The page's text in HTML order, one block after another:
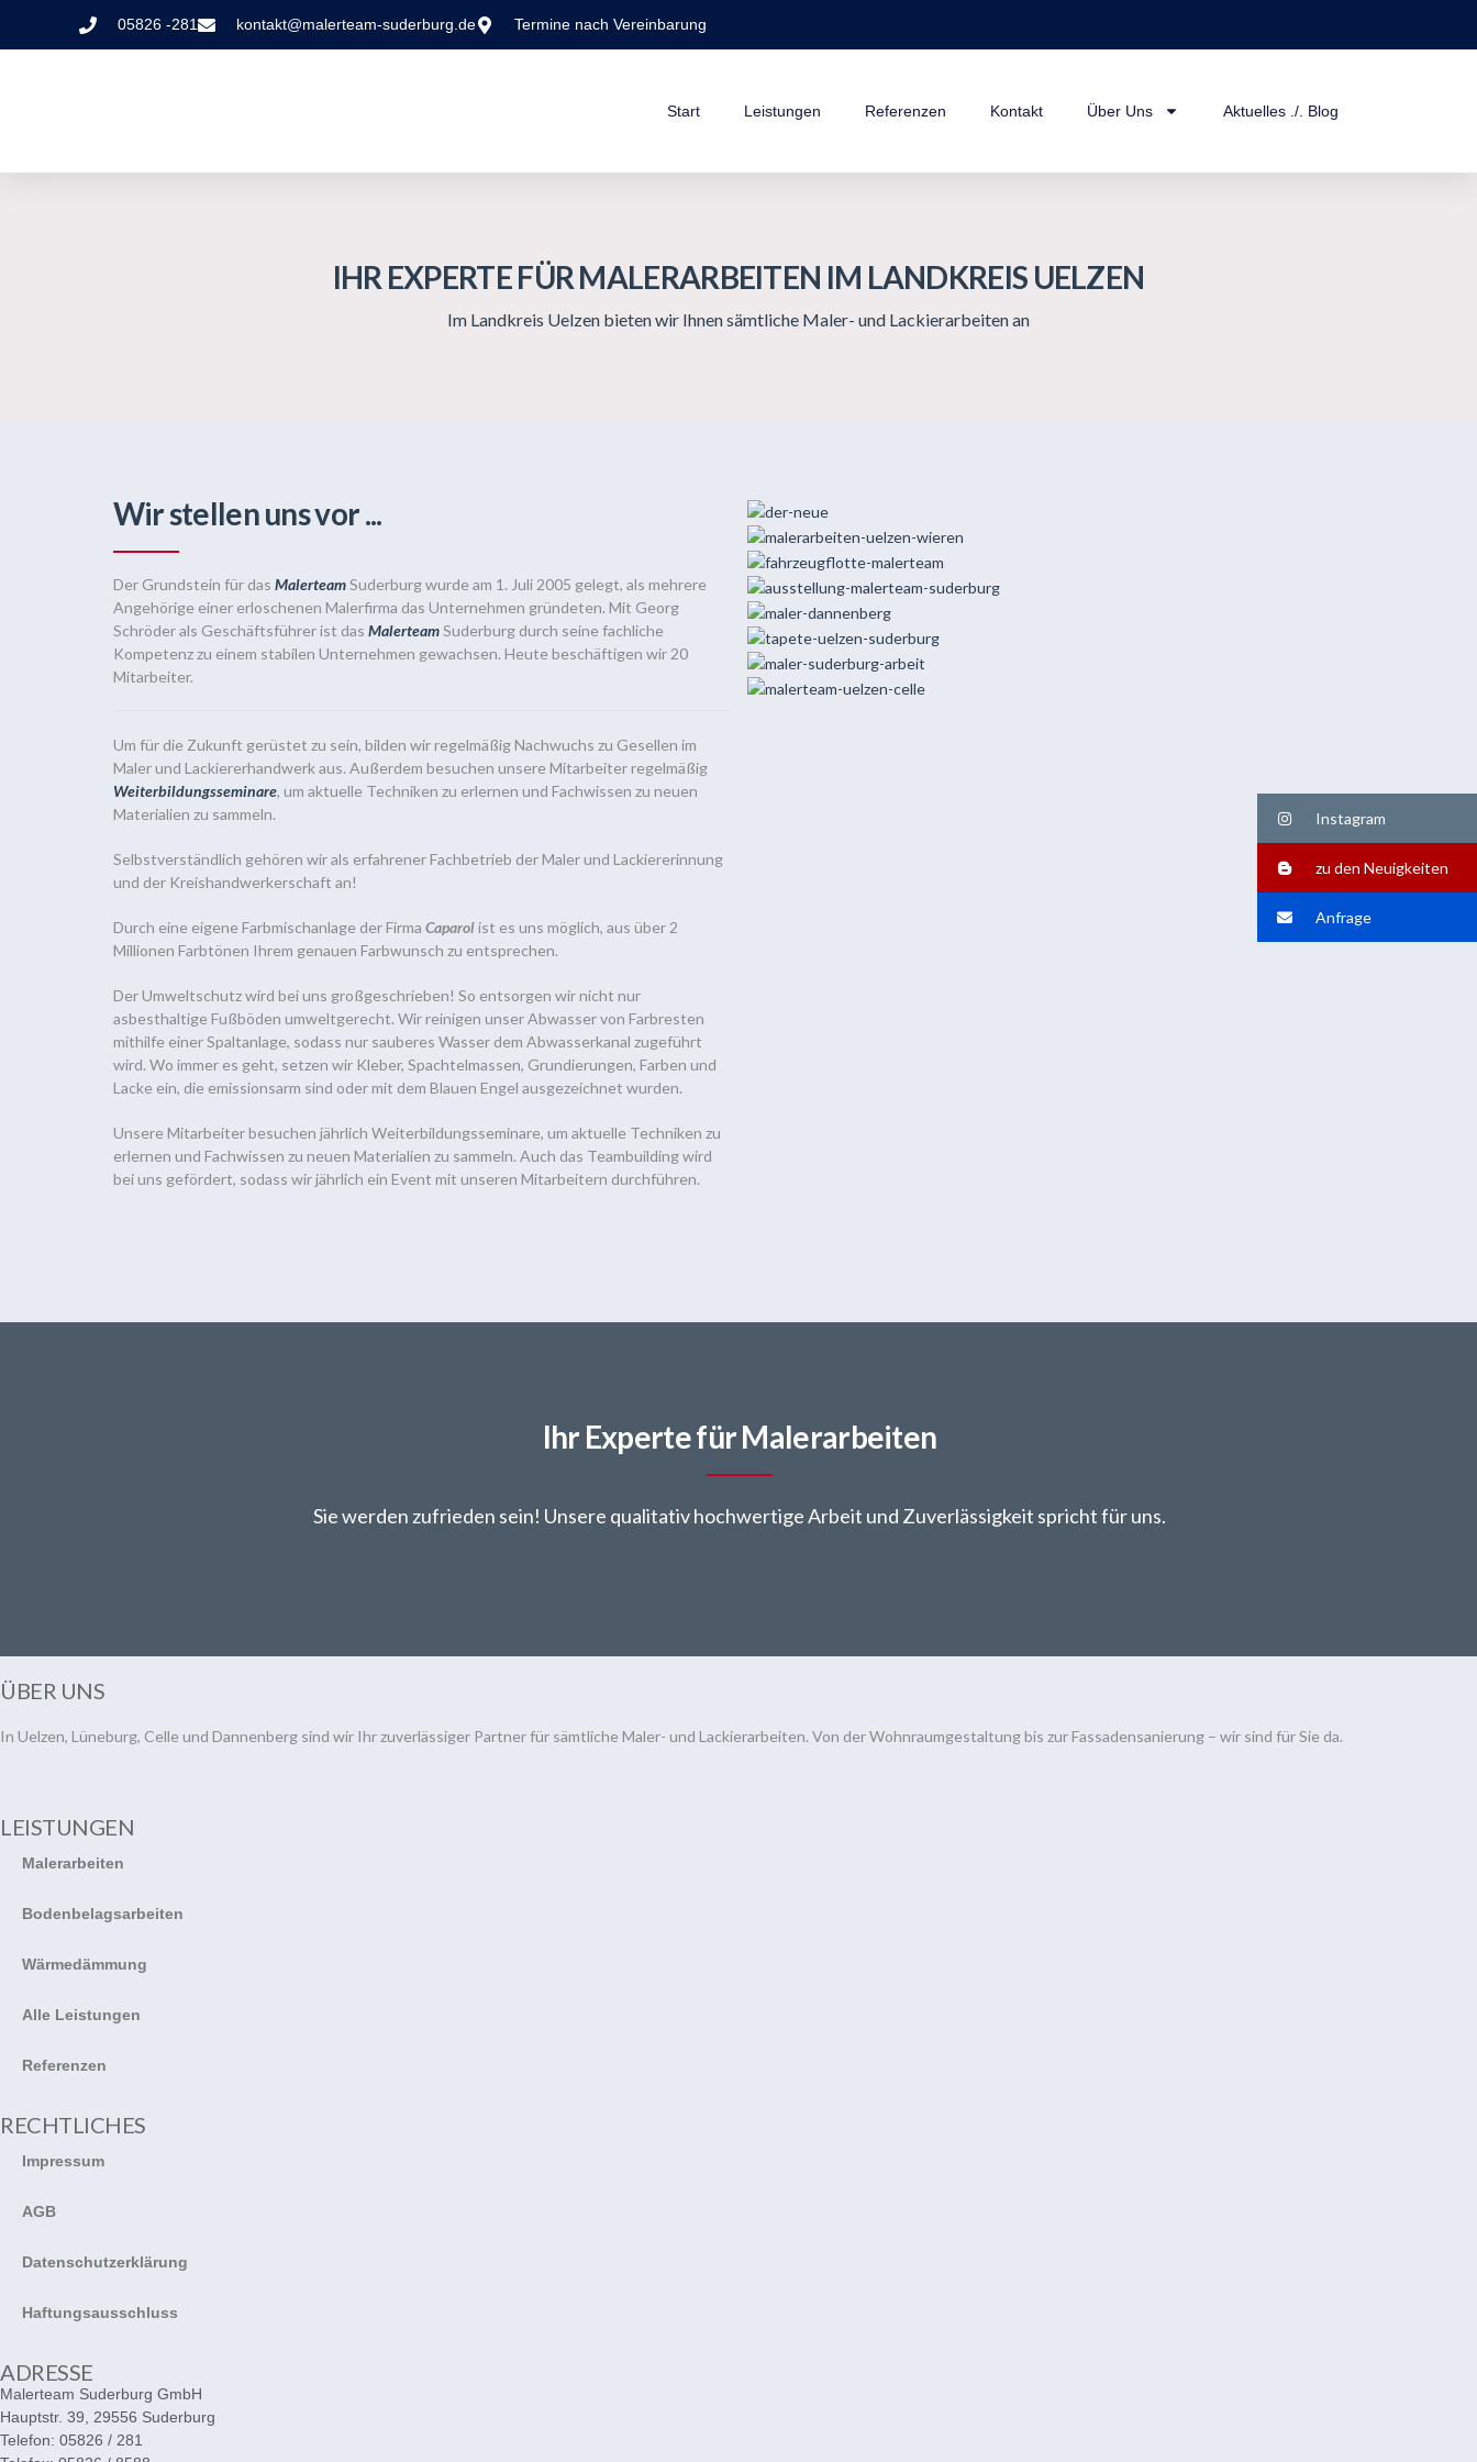
05826 -281 kontakt@malerteam-suderburg.de Termine nach Vereinbarung
Start Leistungen Referenzen Kontakt Über Uns Aktuelles ./. Blog
IHR EXPERTE FÜR MALERARBEITEN IM LANDKREIS UELZEN
Im Landkreis Uelzen bieten wir Ihnen sämtliche Maler- und Lackierarbeiten an
Wir stellen uns vor ...
Der Grundstein für das MalerteamSuderburg wurde am 1. Juli 2005 gelegt, als mehrere
Angehörige einer erloschenen Malerfirma das Unternehmen gründeten. Mit Georg
Schröder als Geschäftsführer ist das MalerteamSuderburg durch seine fachliche
Kompetenz zu einem stabilen Unternehmen gewachsen. Heute beschäftigen wir 20
Mitarbeiter.
Um für die Zukunft gerüstet zu sein, bilden wir regelmäßig Nachwuchs zu Gesellen im
Maler und Lackiererhandwerk aus. Außerdem besuchen unsere Mitarbeiter regelmäßig
Weiterbildungsseminare, um aktuelle Techniken zu erlernen und Fachwissen zu neuen
Materialien zu sammeln.
Selbstverständlich gehören wir als erfahrener Fachbetrieb der Maler und Lackiererinnung
und der Kreishandwerkerschaft an!
Durch eine eigene Farbmischanlage der Firma Caparolist es uns möglich, aus über 2
Millionen Farbtönen Ihrem genauen Farbwunsch zu entsprechen.
Der Umweltschutz wird bei uns großgeschrieben! So entsorgen wir nicht nur
asbesthaltige Fußböden umweltgerecht. Wir reinigen unser Abwasser von Farbresten
mithilfe einer Spaltanlage, sodass nur sauberes Wasser dem Abwasserkanal zugeführt
wird. Wo immer es geht, setzen wir Kleber, Spachtelmassen, Grundierungen, Farben und
Lacke ein, die emissionsarm sind oder mit dem Blauen Engel ausgezeichnet wurden.
Unsere Mitarbeiter besuchen jährlich Weiterbildungsseminare, um aktuelle Techniken zu
erlernen und Fachwissen zu neuen Materialien zu sammeln. Auch das Teambuilding wird
bei uns gefördert, sodass wir jährlich ein Event mit unseren Mitarbeitern durchführen.
Ihr Experte für Malerarbeiten
Sie werden zufrieden sein! Unsere qualitativ hochwertige Arbeit und Zuverlässigkeit spricht für uns.
ÜBER UNS
In Uelzen, Lüneburg, Celle und Dannenberg sind wir Ihr zuverlässiger Partner für sämtliche Maler- und Lackierarbeiten. Von der Wohnraumgestaltung bis zur Fassadensanierung – wir sind für Sie da.
LEISTUNGEN
Malerarbeiten
Bodenbelagsarbeiten
Wärmedämmung
Alle Leistungen
Referenzen
RECHTLICHES
Impressum
AGB
Datenschutzerklärung
Haftungsausschluss
ADRESSE
Malerteam Suderburg GmbH
Hauptstr. 39, 29556 Suderburg
Telefon: 05826 / 281
Instagram
zu den Neuigkeiten
Anfrage